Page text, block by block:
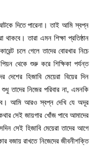
দিতে পারেনা। তাই আমি স্বপ্ন
থাকবে। তারা এমন শিক্ষা প্রতিষ্ঠান
চলে গেলে তাদের বোরখার নিচে
থেকে শুরু করে শিক্ষিকা পর্যন্ত
হিজাবি মেয়েরা বিয়ের দিন
তাদের নিজের পরিবার না, এমনকি
আমি আরও স্বপ্ন দেখি যে অদূর
সেই জায়গার খোঁজ পাবে আমাদের
সেই হিজাবি মেয়েরা তাদের আগে
বজায় রাখতে নিজেদের জীবনীশক্তি